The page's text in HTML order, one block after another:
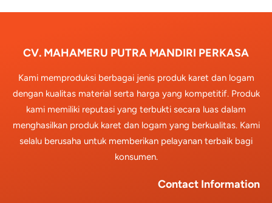
CV. MAHAMERU PUTRA MANDIRI PERKASA
Kami memproduksi berbagai jenis produk karet dan logam
dengan kualitas material serta harga yang kompetitif. Produk
kami memiliki reputasi yang terbukti secara luas dalam
menghasilkan produk karet dan logam yang berkualitas. Kami
selalu berusaha untuk memberikan pelayanan terbaik bagi
konsumen.
Contact Information